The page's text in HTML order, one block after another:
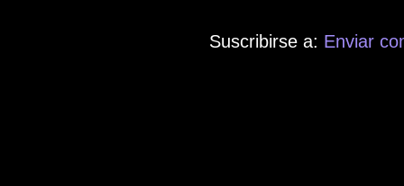
Suscribirse a: Enviar